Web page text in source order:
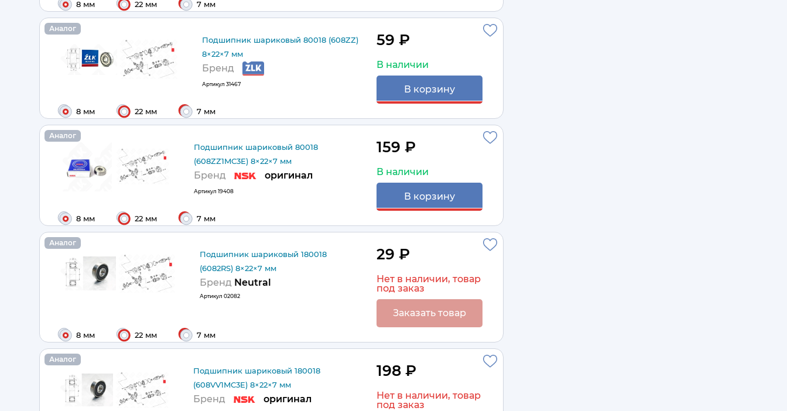
8 мм 22 мм 7 мм
Аналог
Подшипник шариковый 80018 (608ZZ)
8×22×7 мм
Бренд
Артикул 31467
8 мм 22 мм 7 мм
59 ₽
В наличии
В корзину
Аналог
Подшипник шариковый 80018
(608ZZ1MC3E) 8×22×7 мм
Бренд оригинал
Артикул 19408
8 мм 22 мм 7 мм
159 ₽
В наличии
В корзину
Аналог
Подшипник шариковый 180018
(6082RS) 8×22×7 мм
Бренд Neutral
Артикул 02082
8 мм 22 мм 7 мм
29 ₽
Нет в наличии, товар
под заказ
Заказать товар
Аналог
Подшипник шариковый 180018
(608VV1MC3E) 8×22×7 мм
Бренд оригинал
198 ₽
Нет в наличии, товар
под заказ